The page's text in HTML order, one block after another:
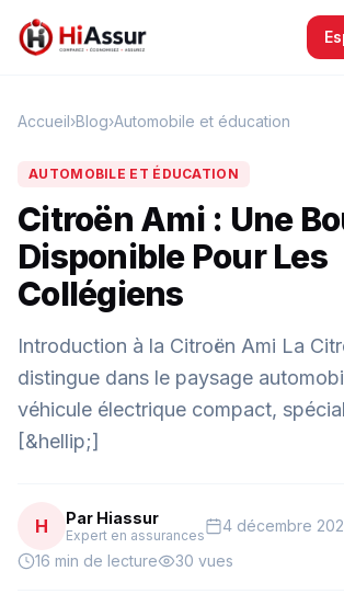
Accueil›Blog›Automobile et éducation
AUTOMOBILE ET ÉDUCATION
Citroën Ami : Une
Disponible Pour Les
Collégiens
Introduction à la Citroën Ami La
distingue dans le paysage
véhicule électrique compact,
[&hellip;]
H Par Hiassur
Expert en assurances
4 décembre
16 min de lecture
30 vues